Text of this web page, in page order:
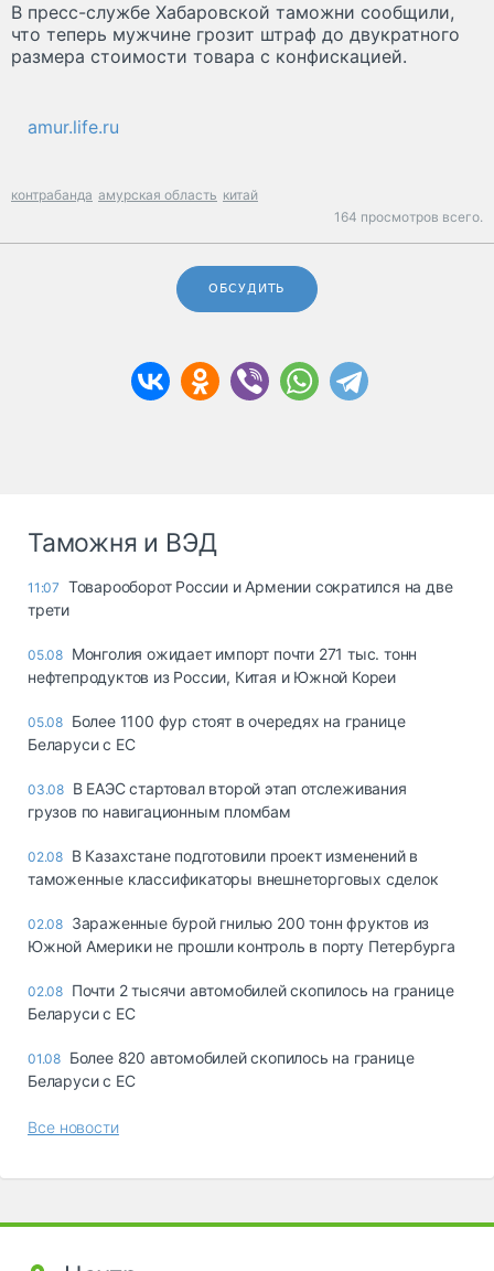
В пресс-службе Хабаровской таможни сообщили,
что теперь мужчине грозит штраф до двукратного
размера стоимости товара с конфискацией.
amur.life.ru
контрабанда амурская область китай
164 просмотров всего.
ОБСУДИТЬ
Таможня и ВЭД
11:07 Товарооборот России и Армении сократился на две
трети
05.08 Монголия ожидает импорт почти 271 тыс. тонн
нефтепродуктов из России, Китая и Южной Кореи
05.08 Более 1100 фур стоят в очередях на границе
Беларуси с ЕС
03.08 В ЕАЭС стартовал второй этап отслеживания
грузов по навигационным пломбам
02.08 В Казахстане подготовили проект изменений в
таможенные классификаторы внешнеторговых сделок
02.08 Зараженные бурой гнилью 200 тонн фруктов из
Южной Америки не прошли контроль в порту Петербурга
02.08 Почти 2 тысячи автомобилей скопилось на границе
Беларуси с ЕС
01.08 Более 820 автомобилей скопилось на границе
Беларуси с ЕС
Все новости